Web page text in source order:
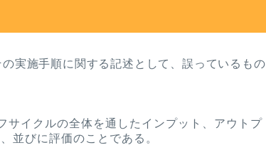
の実施手順に関する記述として、誤っているもの
サイクルの全体を通したインプット、アウトプ
並びに評価のことである。